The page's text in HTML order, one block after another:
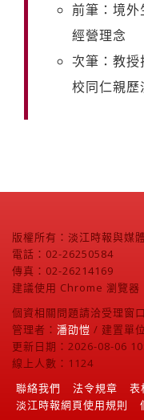
前筆：境外
經營理念
次筆：教
校同仁親
版權所有：淡江時報與媒
電話：02-26250584
傳真：02-26214169
建議使用 Chrome 瀏覽器
個資相關問題請洽受理窗
管理者： 潘劭愷 / 建置單
更新日期：2026-08-06
線上人數：1124
聯絡我們
法令規章 表
淡江時報網頁使用規則